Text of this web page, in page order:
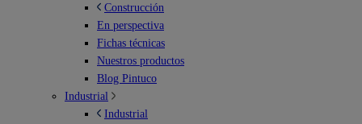
Construcción
En perspectiva
Fichas técnicas
Nuestros productos
Blog Pintuco
Industrial
Industrial